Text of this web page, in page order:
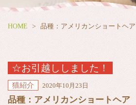
HOME 品種：アメリカンショートヘア
☆お引越ししました！
猫紹介 2020年10月23日
品種：アメリカンショートヘア